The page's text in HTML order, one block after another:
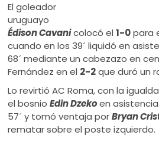
El goleador
uruguayo
Édison Cavanicolocó el1-0para
cuando en los 39´ liquidó en
68´ mediante un cabezazo en
Fernández en el 2-2que duró un
Lo revirtió AC Roma, con la
el bosnioEdin Dzekoen
57´ y tomó ventaja porBryan
rematar sobre el poste izquierdo.